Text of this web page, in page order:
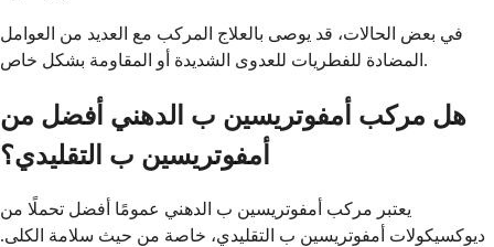
في بعض الحالات، قد يوصى بالعلاج المركب مع العديد من العوامل
المضادة للفطريات للعدوى الشديدة أو المقاومة بشكل خاص.
هل مركب أمفوتريسين ب الدهني أفضل من
أمفوتريسين ب التقليدي؟
يعتبر مركب أمفوتريسين ب الدهني عمومًا أفضل تحملًا من
ديوكسيكولات أمفوتريسين ب التقليدي، خاصة من حيث سلامة الكلى.